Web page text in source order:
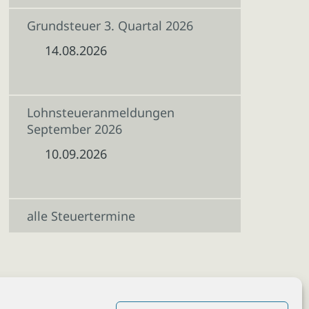
Grundsteuer 3. Quartal 2026
14.08.2026
Lohnsteueranmeldungen
September 2026
10.09.2026
alle Steuertermine